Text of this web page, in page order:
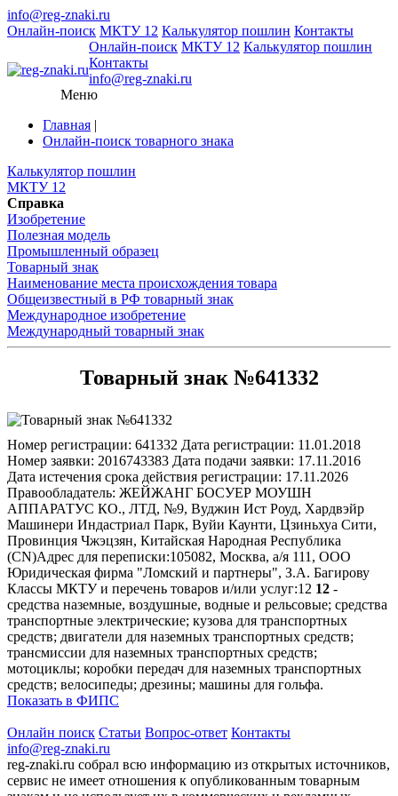
info@reg-znaki.ru
Онлайн-поиск МКТУ 12 Калькулятор пошлин Контакты
Онлайн-поиск МКТУ 12 Калькулятор пошлин
Контакты
info@reg-znaki.ru
Меню
Главная |
Онлайн-поиск товарного знака
Калькулятор пошлин
МКТУ 12
Справка
Изобретение
Полезная модель
Промышленный образец
Товарный знак
Наименование места происхождения товара
Общеизвестный в РФ товарный знак
Международное изобретение
Международный товарный знак
Товарный знак №641332
Номер регистрации: 641332 Дата регистрации: 11.01.2018
Номер заявки: 2016743383 Дата подачи заявки: 17.11.2016
Дата истечения срока действия регистрации: 17.11.2026
Правообладатель: ЖЕЙЖАНГ БОСУЕР МОУШН
АППАРАТУС КО., ЛТД, №9, Вуджин Ист Роуд, Хардвэйр
Машинери Индастриал Парк, Вуйи Каунти, Цзиньхуа Сити,
Провинция Чжэцзян, Китайская Народная Республика
(CN)Адрес для переписки:105082, Москва, а/я 111, ООО
Юридическая фирма "Ломский и партнеры", З.А. Багирову
Классы МКТУ и перечень товаров и/или услуг:12 12 -
средства наземные, воздушные, водные и рельсовые; средства
транспортные электрические; кузова для транспортных
средств; двигатели для наземных транспортных средств;
трансмиссии для наземных транспортных средств;
мотоциклы; коробки передач для наземных транспортных
средств; велосипеды; дрезины; машины для гольфа.
Показать в ФИПС
Онлайн поиск Статьи Вопрос-ответ Контакты
info@reg-znaki.ru
reg-znaki.ru собрал всю информацию из открытых источников,
сервис не имеет отношения к опубликованным товарным